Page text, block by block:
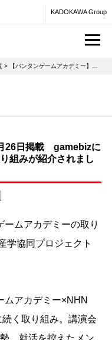
KADOKAWA Group
> 【バンタンゲームアカデミー】2月26日掲載 gamebizにてバンタンゲームアカデミーの取り組みが紹介されました
26日掲載 gamebizに
組みが紹介されまし
ムアカデミーの取り
学協同プロジェクト
アカデミー×NHN
く取り組み。講演会
。就活を控えたメン